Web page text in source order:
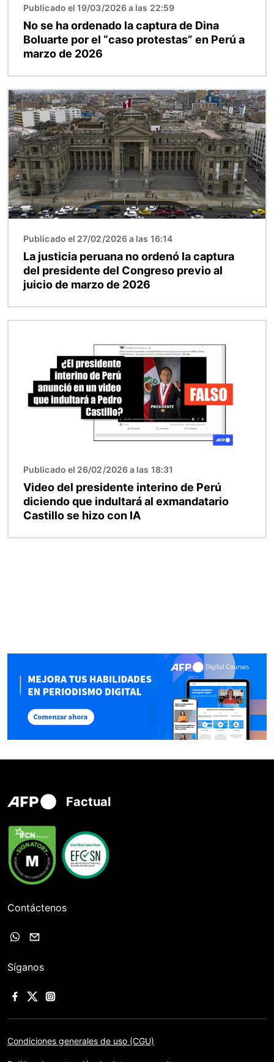
Publicado el 19/03/2026 a las 22:59
No se ha ordenado la captura de Dina
Boluarte por el “caso protestas” en Perú a
marzo de 2026
Imagen
Publicado el 27/02/2026 a las 16:14
La justicia peruana no ordenó la captura
del presidente del Congreso previo al
juicio de marzo de 2026
Publicado el 26/02/2026 a las 18:31
Video del presidente interino de Perú
diciendo que indultará al exmandatario
Castillo se hizo con IA
Factual
Contáctenos
Síganos
Condiciones generales de uso (CGU)